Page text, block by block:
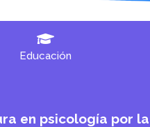
Educación
en psicología por